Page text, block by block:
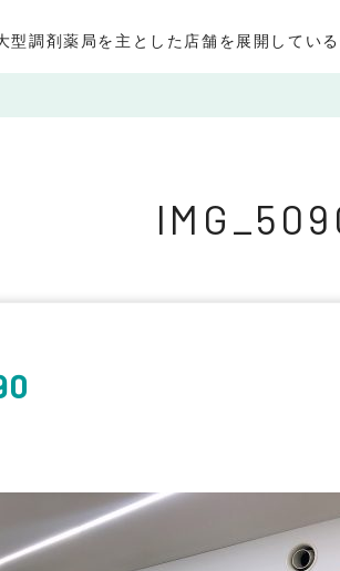
調剤薬局を主とした店舗を展開している